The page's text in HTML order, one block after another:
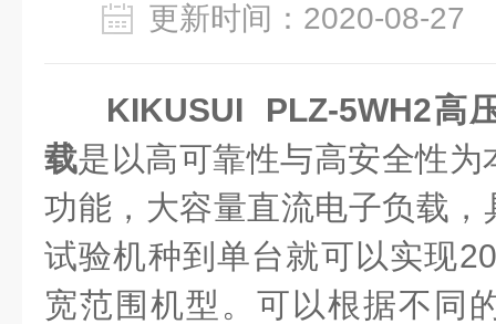
更新时间：2020-08-
KIKUSUI PLZ-5WH2高
载是以高可靠性与高安全性
功能，大容量直流电子负载
试验机种到单台就可以实现
宽范围机型。可以根据不同